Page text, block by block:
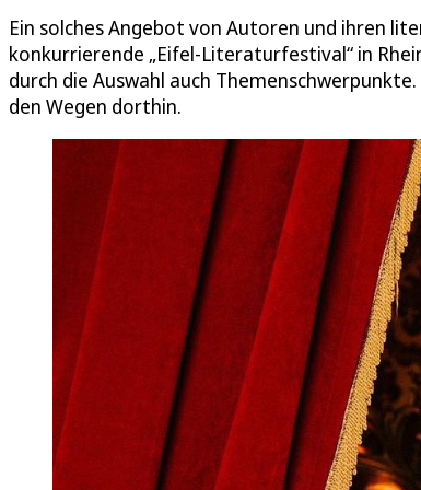
Ein solches Angebot von Autoren und ihren
konkurrierende „Eifel-Literaturfestival“ in
durch die Auswahl auch
den Wegen dorthin.